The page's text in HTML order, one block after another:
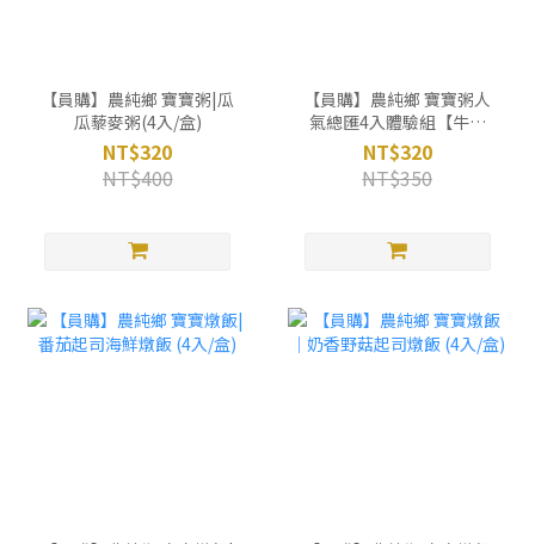
【員購】農純鄉 寶寶粥|瓜
瓜藜麥粥(4入/盒)
NT$320
NT$400
【員購】農純鄉 寶寶粥人
氣總匯4入體驗組【牛肉
+鮭魚+蛤蜊+干貝】
NT$320
NT$350